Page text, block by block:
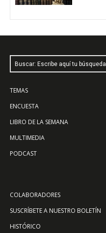
Buscar: Escribe aquí tu búsqueda
TEMAS
ENCUESTA
LIBRO DE LA SEMANA
MULTIMEDIA
PODCAST
COLABORADORES
SUSCRÍBETE A NUESTRO BOLETÍN
HISTÓRICO